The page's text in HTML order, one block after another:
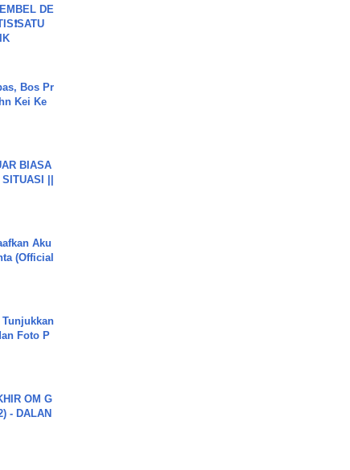
DE
Bos Pr
Kei Ke
BIASA
||
Aku
(Official
Tunjukkan
Foto P
OM G
- DALAN